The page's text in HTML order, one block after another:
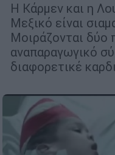
H Κάρμεν και η
Μεξικό είναι
Μοιράζονται δύο
αναπαραγωγικό
διαφορετικέ